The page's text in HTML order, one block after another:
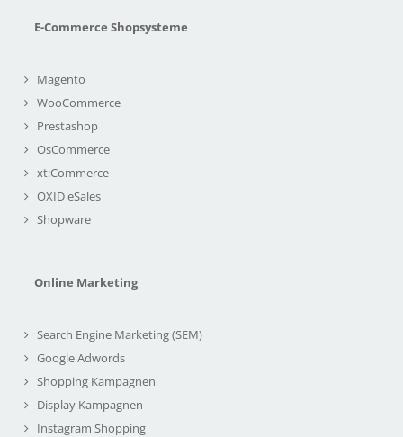
E-Commerce Shopsysteme
Magento
WooCommerce
Prestashop
OsCommerce
xt:Commerce
OXID eSales
Shopware
Online Marketing
Search Engine Marketing (SEM)
Google Adwords
Shopping Kampagnen
Display Kampagnen
Instagram Shopping